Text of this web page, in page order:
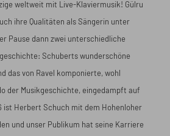
weltweit mit Live-Klaviermusik! Gülru
ihre Qualitäten als Sängerin unter
Pause dann zwei unterschiedliche
Schuberts wunderschöne
das von Ravel komponierte, wohl
der Musikgeschichte, eingedampft auf
ist Herbert Schuch mit dem Hohenloher
und unser Publikum hat seine Karriere